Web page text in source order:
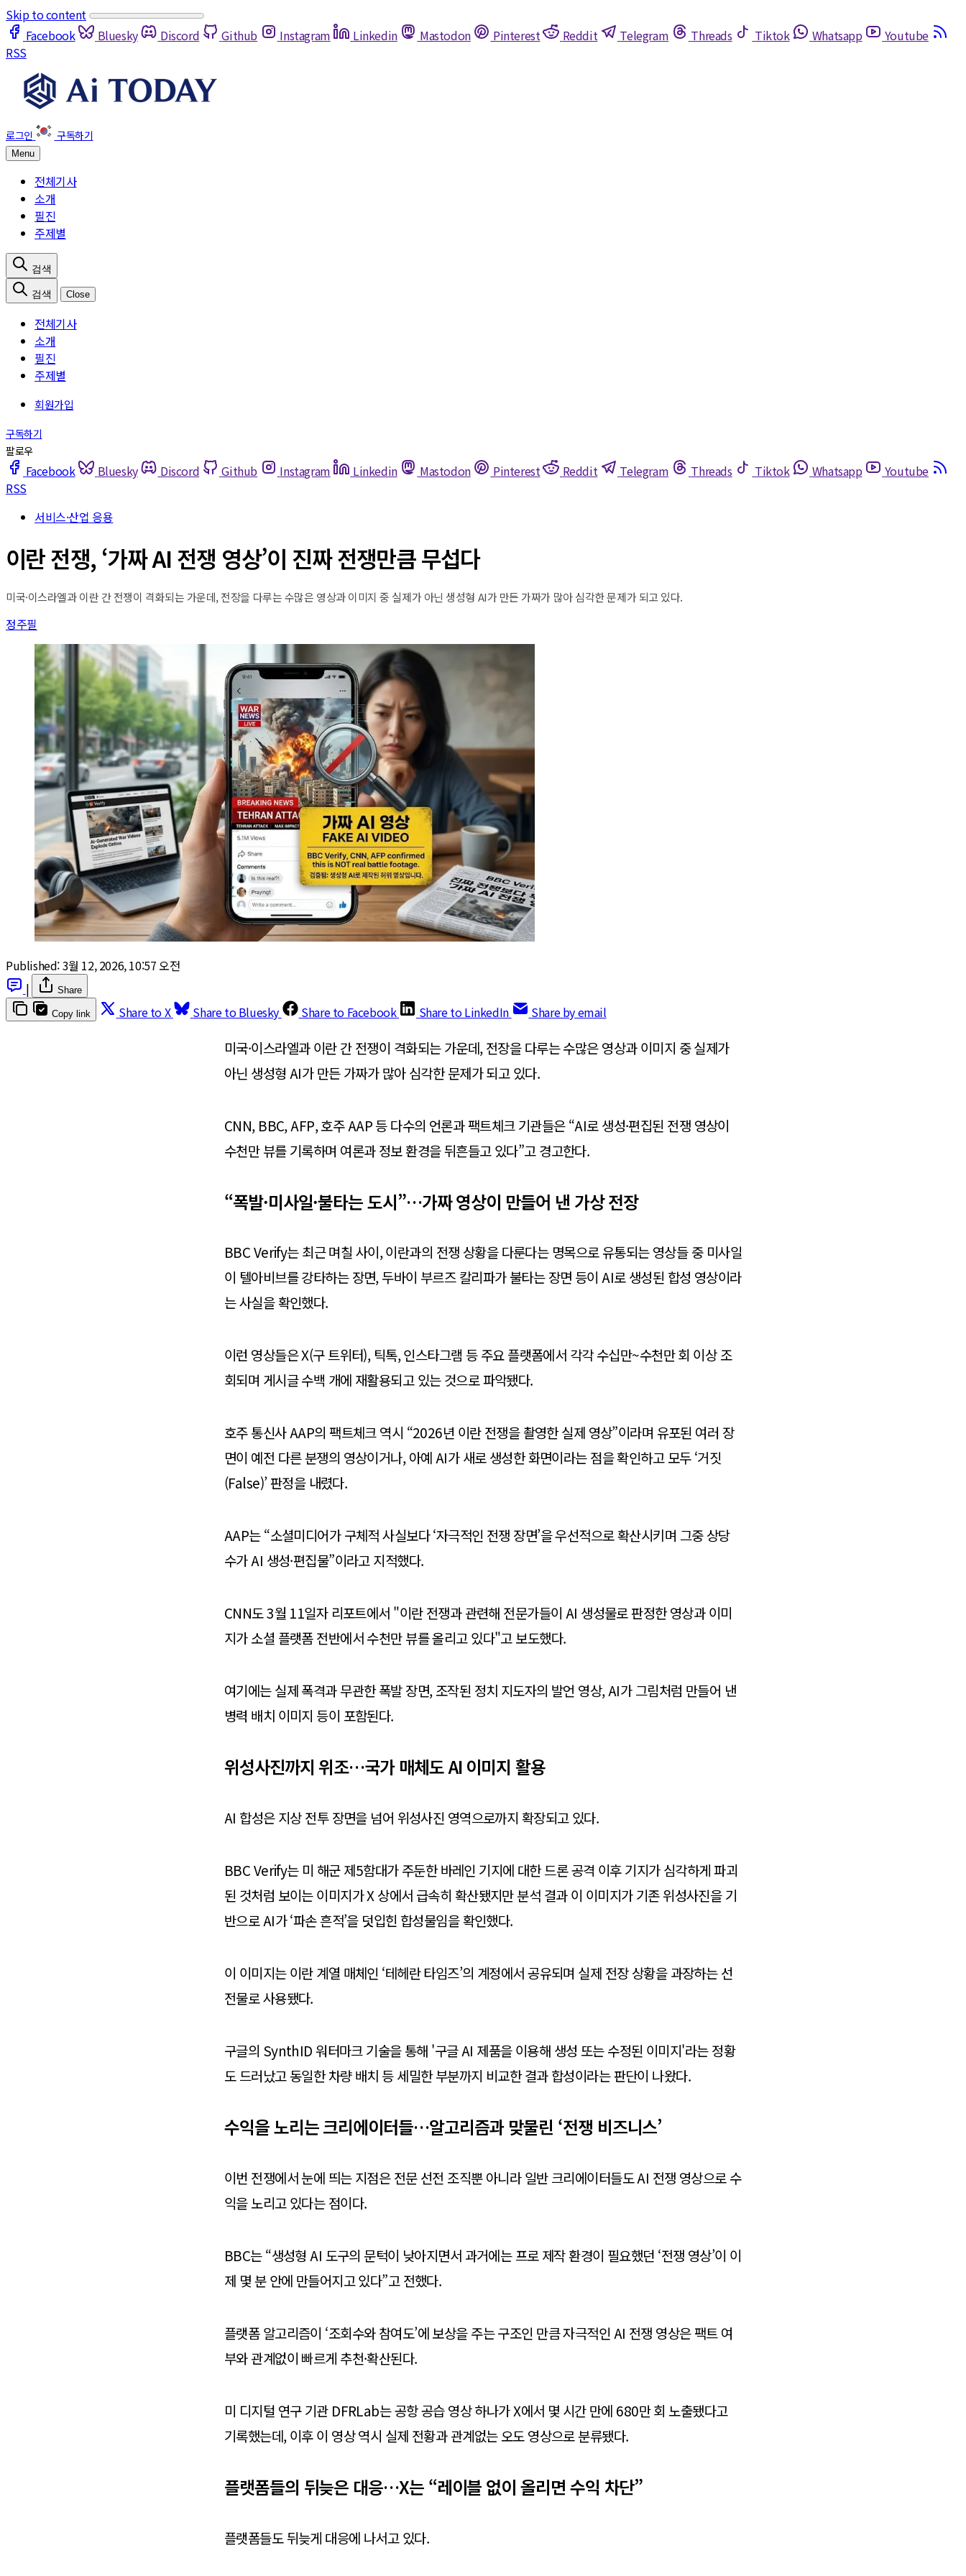
Skip to content
Facebook
Bluesky Discord Github Instagram Linkedin Mastodon Pinterest Reddit Telegram Threads Tiktok Whatsapp
Youtube
RSS
Menu
전체기사
소개
필진
주제별
Close
전체기사
소개
필진
주제별
Facebook Bluesky Discord Github Instagram Linkedin Mastodon Pinterest Reddit Telegram Threads Tiktok Whatsapp
Youtube
RSS
서비스·산업 응용
이란 전쟁, ‘가짜 AI 전쟁 영상’이 진짜 전쟁만큼 무섭다
미국·이스라엘과 이란 간 전쟁이 격화되는 가운데, 전장을 다루는 수많은 영상과 이미지 중 실제가 아닌 생성형 AI가 만든 가짜가 많아 심각한 문제가 되고 있다.
정주필
Published:3월 12, 2026, 10:57 오전
|
Share
Copy link Share to X Share to Bluesky Share to Facebook Share to LinkedIn Share by email
미국·이스라엘과 이란 간 전쟁이 격화되는 가운데, 전장을 다루는 수많은 영상과 이미지 중 실제가
아닌 생성형 AI가 만든 가짜가 많아 심각한 문제가 되고 있다.
CNN, BBC, AFP, 호주 AAP 등 다수의 언론과 팩트체크 기관들은 “AI로 생성·편집된 전쟁 영상이
수천만 뷰를 기록하며 여론과 정보 환경을 뒤흔들고 있다”고 경고한다.
“폭발·미사일·불타는 도시”…가짜 영상이 만들어 낸 가상 전장
BBC Verify는 최근 며칠 사이, 이란과의 전쟁 상황을 다룬다는 명목으로 유통되는 영상들 중 미사일
이 텔아비브를 강타하는 장면, 두바이 부르즈 칼리파가 불타는 장면 등이 AI로 생성된 합성 영상이라
는 사실을 확인했다.
이런 영상들은 X(구 트위터), 틱톡, 인스타그램 등 주요 플랫폼에서 각각 수십만~수천만 회 이상 조
회되며 게시글 수백 개에 재활용되고 있는 것으로 파악됐다.
호주 통신사 AAP의 팩트체크 역시 “2026년 이란 전쟁을 촬영한 실제 영상”이라며 유포된 여러 장
면이 예전 다른 분쟁의 영상이거나, 아예 AI가 새로 생성한 화면이라는 점을 확인하고 모두 ‘거짓
(False)’ 판정을 내렸다.
AAP는 “소셜미디어가 구체적 사실보다 ‘자극적인 전쟁 장면’을 우선적으로 확산시키며 그중 상당
수가 AI 생성·편집물”이라고 지적했다.​
CNN도 3월 11일자 리포트에서 "이란 전쟁과 관련해 전문가들이 AI 생성물로 판정한 영상과 이미
지가 소셜 플랫폼 전반에서 수천만 뷰를 올리고 있다"고 보도했다.
여기에는 실제 폭격과 무관한 폭발 장면, 조작된 정치 지도자의 발언 영상, AI가 그림처럼 만들어 낸
병력 배치 이미지 등이 포함된다.
위성사진까지 위조…국가 매체도 AI 이미지 활용
AI 합성은 지상 전투 장면을 넘어 위성사진 영역으로까지 확장되고 있다.
BBC Verify는 미 해군 제5함대가 주둔한 바레인 기지에 대한 드론 공격 이후 기지가 심각하게 파괴
된 것처럼 보이는 이미지가 X 상에서 급속히 확산됐지만 분석 결과 이 이미지가 기존 위성사진을 기
반으로 AI가 ‘파손 흔적’을 덧입힌 합성물임을 확인했다.​
이 이미지는 이란 계열 매체인 ‘테헤란 타임즈’의 계정에서 공유되며 실제 전장 상황을 과장하는 선
전물로 사용됐다.
구글의 SynthID 워터마크 기술을 통해 '구글 AI 제품을 이용해 생성 또는 수정된 이미지'라는 정황
도 드러났고 동일한 차량 배치 등 세밀한 부분까지 비교한 결과 합성이라는 판단이 나왔다.​
수익을 노리는 크리에이터들…알고리즘과 맞물린 ‘전쟁 비즈니스’
이번 전쟁에서 눈에 띄는 지점은 전문 선전 조직뿐 아니라 일반 크리에이터들도 AI 전쟁 영상으로 수
익을 노리고 있다는 점이다.
BBC는 “생성형 AI 도구의 문턱이 낮아지면서 과거에는 프로 제작 환경이 필요했던 ‘전쟁 영상’이 이
제 몇 분 안에 만들어지고 있다”고 전했다.
플랫폼 알고리즘이 ‘조회수와 참여도’에 보상을 주는 구조인 만큼 자극적인 AI 전쟁 영상은 팩트 여
부와 관계없이 빠르게 추천·확산된다.
미 디지털 연구 기관 DFRLab는 공항 공습 영상 하나가 X에서 몇 시간 만에 680만 회 노출됐다고
기록했는데, 이후 이 영상 역시 실제 전황과 관계없는 오도 영상으로 분류됐다.
플랫폼들의 뒤늦은 대응…X는 “레이블 없이 올리면 수익 차단”
플랫폼들도 뒤늦게 대응에 나서고 있다.